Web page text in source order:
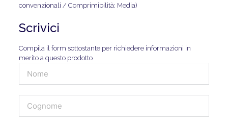
convenzionali / Comprimibilità: Media)
Scrivici
Compila il form sottostante per richiedere informazioni in
merito a questo prodotto